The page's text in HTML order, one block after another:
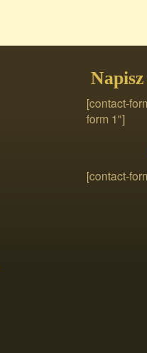
[contact-
form 1"]
[contact-